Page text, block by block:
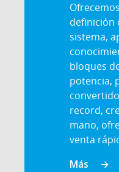
definición
sistema,
bloques
potencia,
record,
mano,
venta
Más